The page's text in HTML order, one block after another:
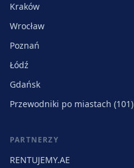
Kraków
Wrocław
Poznań
Łódź
Gdańsk
Przewodniki po miastach (101)
PARTNERZY
RENTUJEMY.AE